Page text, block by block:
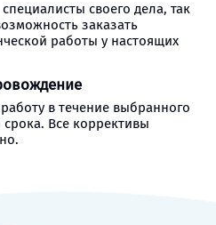
своего дела, так
заказать
работы у настоящих
в течение выбранного
срока. Все коррективы